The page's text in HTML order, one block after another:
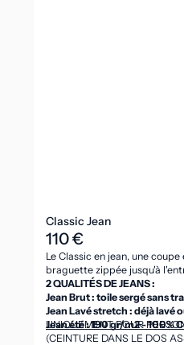
Classic Jean
110 €
Le Classic en jean, une
braguette zippée jusqu'à
2 QUALITÉS DE JEANS :
Jean Brut : toile sergé sans
Jean Lavé stretch : déjà lavé
Jean été : 190 gr/m2 - 100%
UNIQUEMENT POUR
(CEINTURE DANS LE DOS